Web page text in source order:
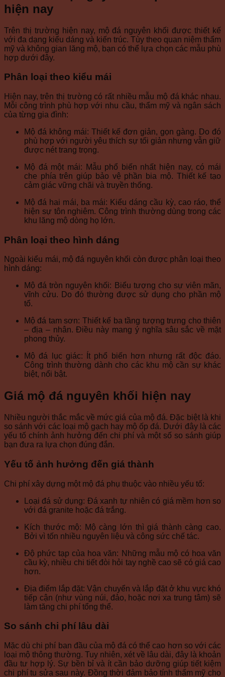
hiện nay
Trên thị trường hiện nay, mộ đá nguyên khối được thiết kế
với đa dạng kiểu dáng và kiến trúc. Tùy theo quan niệm thẩm
mỹ và không gian lăng mộ, bạn có thể lựa chọn các mẫu phù
hợp dưới đây.
Phân loại theo kiểu mái
Hiện nay, trên thị trường có rất nhiều mẫu mộ đá khác nhau.
Mỗi công trình phù hợp với nhu cầu, thẩm mỹ và ngân sách
của từng gia đình:
Mộ đá không mái: Thiết kế đơn giản, gọn gàng. Do đó
phù hợp với người yêu thích sự tối giản nhưng vẫn giữ
được nét trang trọng.
Mộ đá một mái: Mẫu phổ biến nhất hiện nay, có mái
che phía trên giúp bảo vệ phần bia mộ. Thiết kế tạo
cảm giác vững chãi và truyền thống.
Mộ đá hai mái, ba mái: Kiểu dáng cầu kỳ, cao ráo, thể
hiện sự tôn nghiêm. Công trình thường dùng trong các
khu lăng mộ dòng họ lớn.
Phân loại theo hình dáng
Ngoài kiểu mái, mộ đá nguyên khối còn được phân loại theo
hình dáng:
Mộ đá tròn nguyên khối: Biểu tượng cho sự viên mãn,
vĩnh cửu. Do đó thường được sử dụng cho phần mộ
tổ.
Mộ đá tam sơn: Thiết kế ba tầng tượng trưng cho thiên
– địa – nhân. Điều này mang ý nghĩa sâu sắc về mặt
phong thủy.
Mộ đá lục giác: Ít phổ biến hơn nhưng rất độc đáo.
Công trình thường dành cho các khu mộ cần sự khác
biệt, nổi bật.
Giá mộ đá nguyên khối hiện nay
Nhiều người thắc mắc về mức giá của mộ đá. Đặc biệt là khi
so sánh với các loại mộ gạch hay mộ ốp đá. Dưới đây là các
yếu tố chính ảnh hưởng đến chi phí và một số so sánh giúp
bạn đưa ra lựa chọn đúng đắn.
Yếu tố ảnh hưởng đến giá thành
Chi phí xây dựng một mộ đá phụ thuộc vào nhiều yếu tố:
Loại đá sử dụng: Đá xanh tự nhiên có giá mềm hơn so
với đá granite hoặc đá trắng.
Kích thước mộ: Mộ càng lớn thì giá thành càng cao.
Bởi vì tốn nhiều nguyên liệu và công sức chế tác.
Độ phức tạp của hoa văn: Những mẫu mộ có hoa văn
cầu kỳ, nhiều chi tiết đòi hỏi tay nghề cao sẽ có giá cao
hơn.
Địa điểm lắp đặt: Vận chuyển và lắp đặt ở khu vực khó
tiếp cận (như vùng núi, đảo, hoặc nơi xa trung tâm) sẽ
làm tăng chi phí tổng thể.
So sánh chi phí lâu dài
Mặc dù chi phí ban đầu của mộ đá có thể cao hơn so với các
loại mộ thông thường. Tuy nhiên, xét về lâu dài, đây là khoản
đầu tư hợp lý. Sự bền bỉ và ít cần bảo dưỡng giúp tiết kiệm
chi phí tu sửa sau này. Đồng thời đảm bảo tính thẩm mỹ cho